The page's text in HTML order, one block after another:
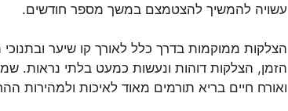
עשויה להמשיך להצטמצם במשך מספר חודשים.
הצלקות ממוקמות בדרך כלל לאורך קו שיער
הזמן, הצלקות דוהות ונעשות כמעט בלתי נראות.
ואורח חיים בריא תורמים מאוד לאיכות ולמהירות